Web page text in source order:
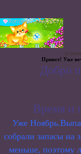
Привет! Уже
Добро
Время и
Уже
собрали запасы на
меньше, поэтому